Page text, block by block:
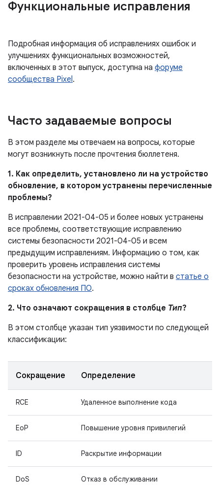
Функциональные исправления
Подробная информация об исправлениях ошибок и
улучшениях функциональных возможностей,
включенных в этот выпуск, доступна на форуме
сообщества Pixel.
Часто задаваемые вопросы
В этом разделе мы отвечаем на вопросы, которые
могут возникнуть после прочтения бюллетеня.
1. Как определить, установлено ли на устройство
обновление, в котором устранены перечисленные
проблемы?
В исправлении 2021-04-05 и более новых устранены
все проблемы, соответствующие исправлению
системы безопасности 2021-04-05 и всем
предыдущим исправлениям. Информацию о том, как
проверить уровень исправления системы
безопасности на устройстве, можно найти в статье о
сроках обновления ПО.
2. Что означают сокращения в столбце Тип?
В этом столбце указан тип уязвимости по следующей
классификации:
Сокращение Определение
RCE Удаленное выполнение кода
EoP Повышение уровня привилегий
ID Раскрытие информации
DoS Отказ в обслуживании